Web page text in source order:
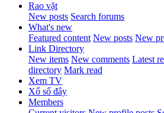
Rao vặt
New posts Search forums
What's new
Featured content New posts New
Link Directory
New items New comments Latest
directory Mark read
Xem TV
Xổ số đây
Members